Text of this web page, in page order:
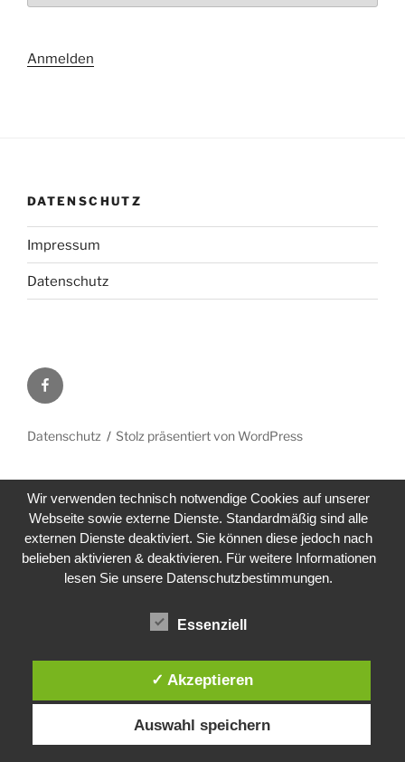
Anmelden
DATENSCHUTZ
Impressum
Datenschutz
Facebook
Datenschutz Stolz präsentiert von WordPress
Wir verwenden technisch notwendige Cookies auf unserer
Webseite sowie externe Dienste. Standardmäßig sind alle
externen Dienste deaktiviert. Sie können diese jedoch nach
belieben aktivieren & deaktivieren. Für weitere Informationen
lesen Sie unsere Datenschutzbestimmungen.
Essenziell
✓ Akzeptieren
Auswahl speichern